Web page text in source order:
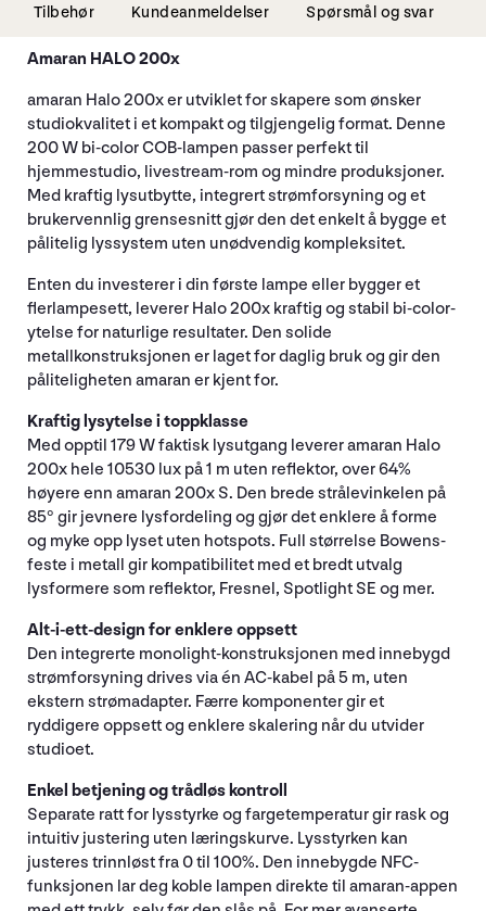
Tilbehør Kundeanmeldelser Spørsmål og svar
Amaran HALO 200x
amaran Halo 200x er utviklet for skapere som ønsker
studiokvalitet i et kompakt og tilgjengelig format. Denne
200 W bi-color COB-lampen passer perfekt til
hjemmestudio, livestream-rom og mindre produksjoner.
Med kraftig lysutbytte, integrert strømforsyning og et
brukervennlig grensesnitt gjør den det enkelt å bygge et
pålitelig lyssystem uten unødvendig kompleksitet.
Enten du investerer i din første lampe eller bygger et
flerlampesett, leverer Halo 200x kraftig og stabil bi-color-
ytelse for naturlige resultater. Den solide
metallkonstruksjonen er laget for daglig bruk og gir den
påliteligheten amaran er kjent for.
Kraftig lysytelse i toppklasse
Med opptil 179 W faktisk lysutgang leverer amaran Halo
200x hele 10530 lux på 1 m uten reflektor, over 64%
høyere enn amaran 200x S. Den brede strålevinkelen på
85° gir jevnere lysfordeling og gjør det enklere å forme
og myke opp lyset uten hotspots. Full størrelse Bowens-
feste i metall gir kompatibilitet med et bredt utvalg
lysformere som reflektor, Fresnel, Spotlight SE og mer.
Alt-i-ett-design for enklere oppsett
Den integrerte monolight-konstruksjonen med innebygd
strømforsyning drives via én AC-kabel på 5 m, uten
ekstern strømadapter. Færre komponenter gir et
ryddigere oppsett og enklere skalering når du utvider
studioet.
Enkel betjening og trådløs kontroll
Separate ratt for lysstyrke og fargetemperatur gir rask og
intuitiv justering uten læringskurve. Lysstyrken kan
justeres trinnløst fra 0 til 100%. Den innebygde NFC-
funksjonen lar deg koble lampen direkte til amaran-appen